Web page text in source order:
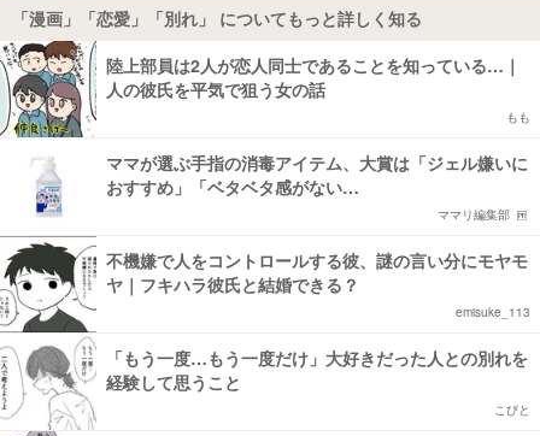
「漫画」「恋愛」「別れ」 についてもっと詳しく知る
陸上部員は2人が恋人同士であることを知っている…｜
人の彼氏を平気で狙う女の話
もも
ママが選ぶ手指の消毒アイテム、大賞は「ジェル嫌いに
おすすめ」「ベタベタ感がない…
ママリ編集部
不機嫌で人をコントロールする彼、謎の言い分にモヤモ
ヤ｜フキハラ彼氏と結婚できる？
emisuke_113
「もう一度…もう一度だけ」大好きだった人との別れを
経験して思うこと
こびと